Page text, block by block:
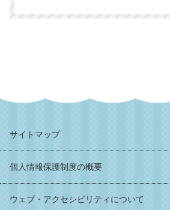
サイトマップ
個人情報保護制度の概要
ウェブ・アクセシビリティについて